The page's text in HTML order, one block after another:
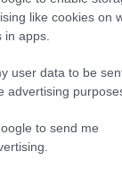
like cookies on
apps.
user data to be
advertising
to send me
premier. Laura
politica della
non
“Chi è la
che a